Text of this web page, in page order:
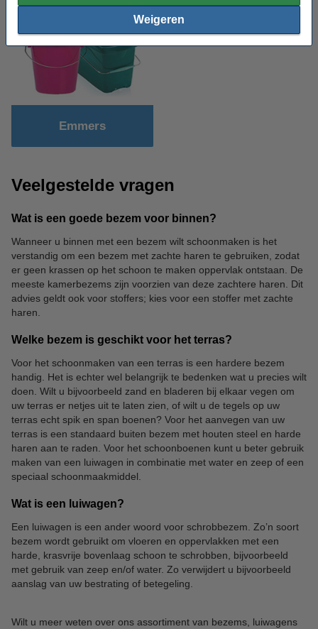
Weigeren
Emmers
Veelgestelde vragen
Wat is een goede bezem voor binnen?
Wanneer u binnen met een bezem wilt schoonmaken is het
verstandig om een bezem met zachte haren te gebruiken, zodat
er geen krassen op het schoon te maken oppervlak ontstaan. De
meeste kamerbezems zijn voorzien van deze zachtere haren. Dit
advies geldt ook voor stoffers; kies voor een stoffer met zachte
haren.
Welke bezem is geschikt voor het terras?
Voor het schoonmaken van een terras is een hardere bezem
handig. Het is echter wel belangrijk te bedenken wat u precies wilt
doen. Wilt u bijvoorbeeld zand en bladeren bij elkaar vegen om
uw terras er netjes uit te laten zien, of wilt u de tegels op uw
terras echt spik en span boenen? Voor het aanvegen van uw
terras is een standaard buiten bezem met houten steel en harde
haren aan te raden. Voor het schoonboenen kunt u beter gebruik
maken van een luiwagen in combinatie met water en zeep of een
speciaal schoonmaakmiddel.
Wat is een luiwagen?
Een luiwagen is een ander woord voor schrobbezem. Zo’n soort
bezem wordt gebruikt om vloeren en oppervlakken met een
harde, krasvrije bovenlaag schoon te schrobben, bijvoorbeeld
met gebruik van zeep en/of water. Zo verwijdert u bijvoorbeeld
aanslag van uw bestrating of betegeling.
Wilt u meer weten over ons assortiment van bezems, luiwagens